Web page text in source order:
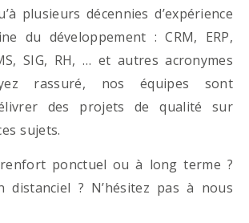
plusieurs décennies d’expérience
du développement : CRM, ERP,
SIG, RH, … et autres acronymes
rassuré, nos équipes sont
des projets de qualité sur
sujets.
ponctuel ou à long terme ?
? N’hésitez pas à nous